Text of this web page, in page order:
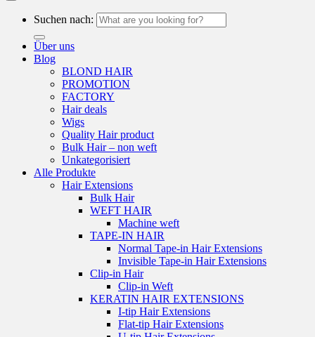
Suchen nach:
Über uns
Blog
BLOND HAIR
PROMOTION
FACTORY
Hair deals
Wigs
Quality Hair product
Bulk Hair – non weft
Unkategorisiert
Alle Produkte
Hair Extensions
Bulk Hair
WEFT HAIR
Machine weft
TAPE-IN HAIR
Normal Tape-in Hair Extensions
Invisible Tape-in Hair Extensions
Clip-in Hair
Clip-in Weft
KERATIN HAIR EXTENSIONS
I-tip Hair Extensions
Flat-tip Hair Extensions